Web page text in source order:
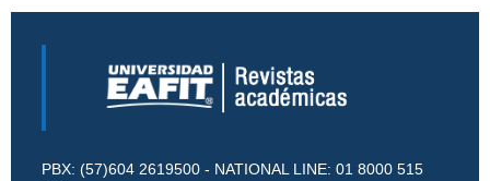
PBX: (57)604 2619500 - NATIONAL LINE: 01 8000 515